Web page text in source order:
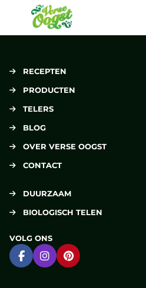
Verse Oogst
RECEPTEN
PRODUCTEN
TELERS
BLOG
OVER VERSE OOGST
CONTACT
DUURZAAM
BIOLOGISCH TELEN
VOLG ONS
Ga naar Facebook
Ga naar Instagram
Ga naar Pinterest